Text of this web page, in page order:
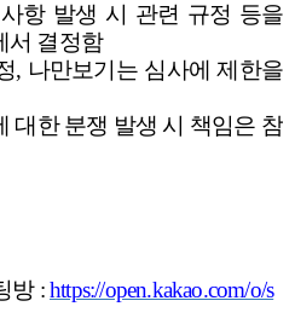
항 발생 시 관련 규정 등을
서 결정함
, 나만보기는 심사에 제한을
대한 분쟁 발생 시 책임은 참
방 :https://open.kakao.com/o/s